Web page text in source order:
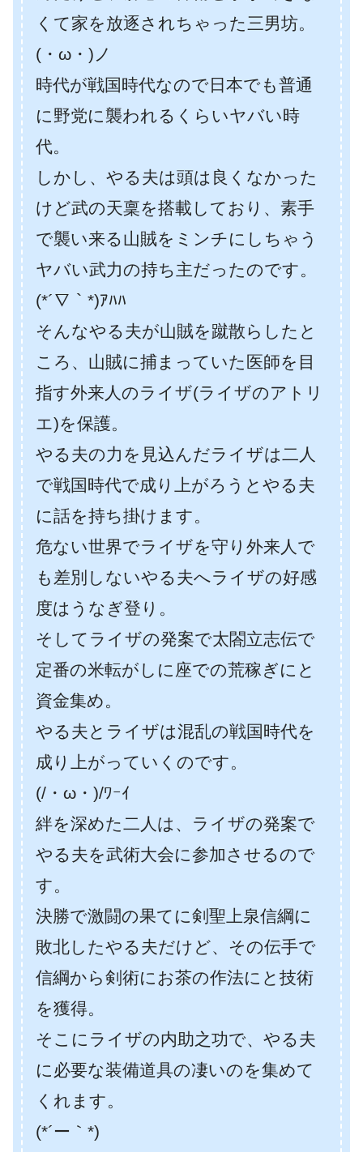
くて家を放逐されちゃった三男坊。
(・ω・)ノ
時代が戦国時代なので日本でも普通
に野党に襲われるくらいヤバい時
代。
しかし、やる夫は頭は良くなかった
けど武の天稟を搭載しており、素手
で襲い来る山賊をミンチにしちゃう
ヤバい武力の持ち主だったのです。
(*´∇｀*)ｱﾊﾊ
そんなやる夫が山賊を蹴散らしたと
ころ、山賊に捕まっていた医師を目
指す外来人のライザ(ライザのアトリ
エ)を保護。
やる夫の力を見込んだライザは二人
で戦国時代で成り上がろうとやる夫
に話を持ち掛けます。
危ない世界でライザを守り外来人で
も差別しないやる夫へライザの好感
度はうなぎ登り。
そしてライザの発案で太閤立志伝で
定番の米転がしに座での荒稼ぎにと
資金集め。
やる夫とライザは混乱の戦国時代を
成り上がっていくのです。
(/・ω・)/ﾜｰｲ
絆を深めた二人は、ライザの発案で
やる夫を武術大会に参加させるので
す。
決勝で激闘の果てに剣聖上泉信綱に
敗北したやる夫だけど、その伝手で
信綱から剣術にお茶の作法にと技術
を獲得。
そこにライザの内助之功で、やる夫
に必要な装備道具の凄いのを集めて
くれます。
(*´ー｀*)